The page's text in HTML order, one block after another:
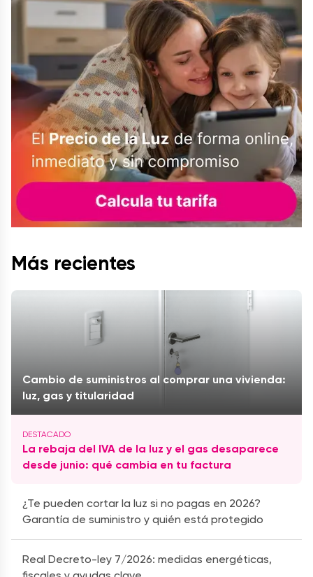
Más recientes
Cambio de suministros al comprar una vivienda:
luz, gas y titularidad
La rebaja del IVA de la luz y el gas desaparece
desde junio: qué cambia en tu factura
¿Te pueden cortar la luz si no pagas en 2026?
Garantía de suministro y quién está protegido
Real Decreto-ley 7/2026: medidas energéticas,